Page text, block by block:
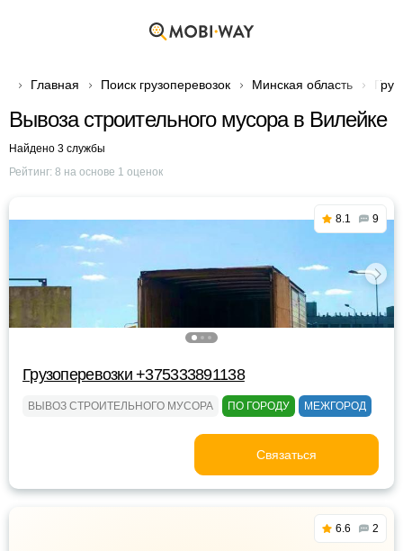
Главная Поиск грузоперевозок Минская область
Вывоза строительного мусора в Вилейке
Найдено 3 службы
Рейтинг: 8 на основе 1 оценок
8.1 9
Грузоперевозки +375333891138
ВЫВОЗ СТРОИТЕЛЬНОГО МУСОРА ПО ГОРОДУ МЕЖГОРОД
Связаться
6.6 2